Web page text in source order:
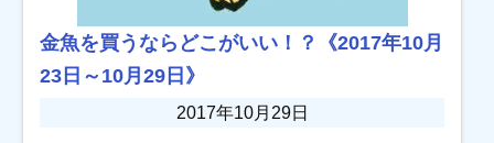
金魚を買うならどこがいい！？《2017年10月
23日～10月29日》
2017年10月29日